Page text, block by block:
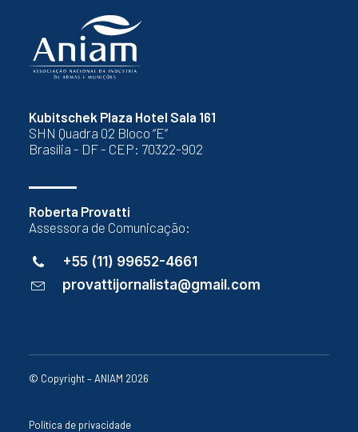
Kubitschek Plaza Hotel Sala 161
SHN Quadra 02 Bloco “E”
Brasília - DF - CEP: 70322-902
Roberta Provatti
Assessora de Comunicação:
+55 (11) 99652-4661
provattijornalista@gmail.com
© Copyright – ANIAM 2026
Política de privacidade